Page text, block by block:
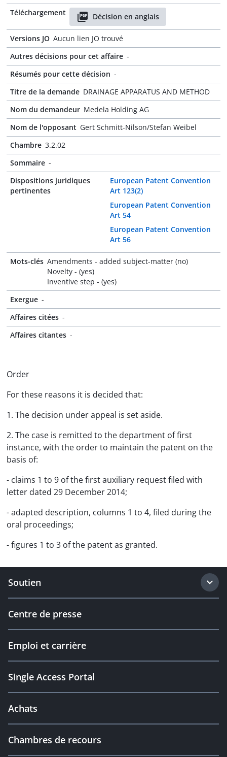
Téléchargement
Décision en anglais
Versions JO Aucun lien JO trouvé
Autres décisions pour cet affaire -
Résumés pour cette décision -
Titre de la demande DRAINAGE APPARATUS AND METHOD
Nom du demandeur Medela Holding AG
Nom de l'opposant Gert Schmitt-Nilson/Stefan Weibel
Chambre 3.2.02
Sommaire -
Dispositions juridiques
pertinentes
European Patent Convention
Art 123(2)
European Patent Convention
Art 54
European Patent Convention
Art 56
Mots-clés Amendments - added subject-matter (no)
Novelty - (yes)
Inventive step - (yes)
Exergue -
Affaires citées -
Affaires citantes -
Order
For these reasons it is decided that:
1. The decision under appeal is set aside.
2. The case is remitted to the department of first
instance, with the order to maintain the patent on the
basis of:
- claims 1 to 9 of the first auxiliary request filed with
letter dated 29 December 2014;
- adapted description, columns 1 to 4, filed during the
oral proceedings;
- figures 1 to 3 of the patent as granted.
Soutien
Centre de presse
Emploi et carrière
Single Access Portal
Achats
Chambres de recours